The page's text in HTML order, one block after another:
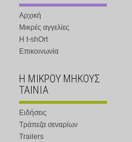
Αρχική
Μικρές αγγελίες
Η t-shOrt
Επικοινωνία
Η ΜΙΚΡΟΥ ΜΗΚΟΥΣ
ΤΑΙΝΙΑ
Ειδήσεις
Τράπεζα σεναρίων
Trailers